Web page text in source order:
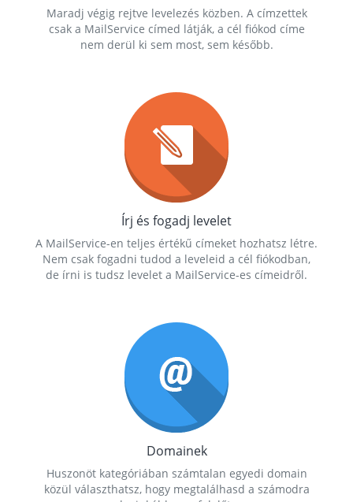
Maradj végig rejtve levelezés közben. A címzettek
csak a MailService címed látják, a cél fiókod címe
nem derül ki sem most, sem később.
Írj és fogadj levelet
A MailService-en teljes értékű címeket hozhatsz létre.
Nem csak fogadni tudod a leveleid a cél fiókodban,
de írni is tudsz levelet a MailService-es címeidről.
Domainek
Huszonöt kategóriában számtalan egyedi domain
közül választhatsz, hogy megtalálhasd a számodra